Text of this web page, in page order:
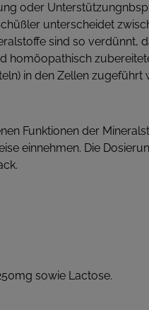
oder
unterscheidet
sind so
homöopathisch
in den Zellen zugeführt
Funktionen der
einnehmen. Die
sowie Lactose.